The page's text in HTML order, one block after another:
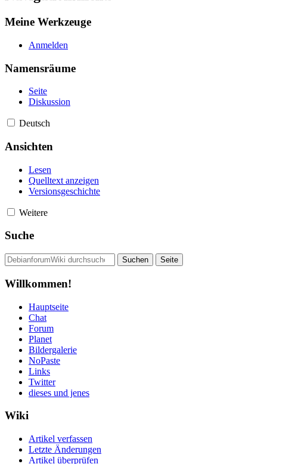
Meine Werkzeuge
Anmelden
Namensräume
Seite
Diskussion
Deutsch
Ansichten
Lesen
Quelltext anzeigen
Versionsgeschichte
Weitere
Suche
Willkommen!
Hauptseite
Chat
Forum
Planet
Bildergalerie
NoPaste
Links
Twitter
dieses und jenes
Wiki
Artikel verfassen
Letzte Änderungen
Artikel überprüfen